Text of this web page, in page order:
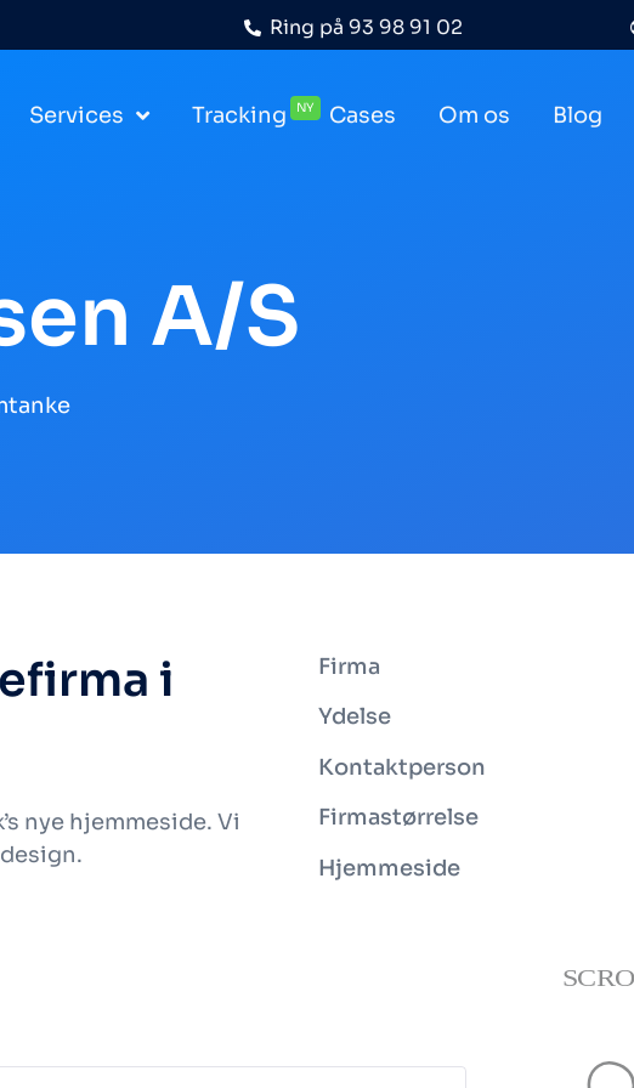
Ring på 93 98 91 02
Services Tracking NY Cases Om os Blog
A/S
i
nye hjemmeside. Vi
Firma
Ydelse
Kontaktperson
Firmastørrelse
Hjemmeside